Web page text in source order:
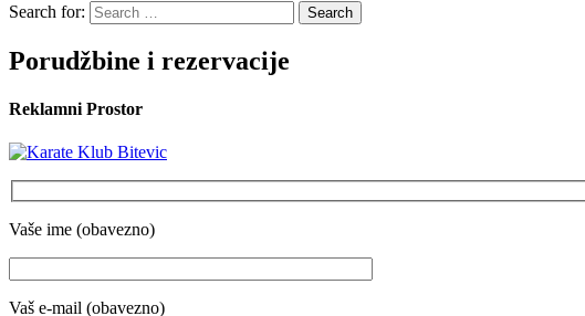
Search for:
Porudžbine i rezervacije
Reklamni Prostor
Vaše ime (obavezno)
Vaš e-mail (obavezno)